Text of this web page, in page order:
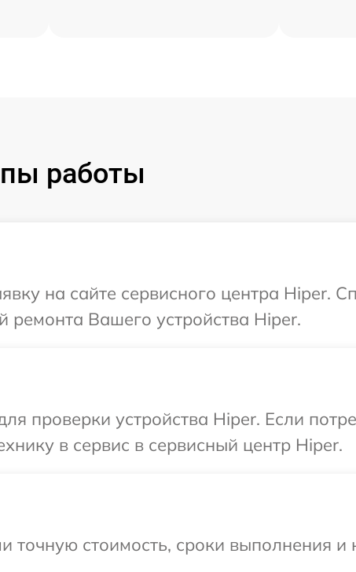
работы
на сайте сервисного центра Hiper.
ремонта Вашего устройства Hiper.
проверки устройства Hiper. Если
в сервис в сервисный центр Hiper.
точную стоимость, сроки выполнения и